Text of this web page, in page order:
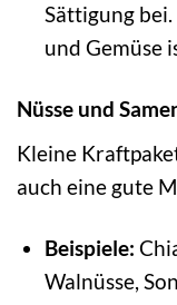
Sättigung
und Gemüse
Nüsse und
Kleine
auch eine gute
Beispiele:
Walnüsse,